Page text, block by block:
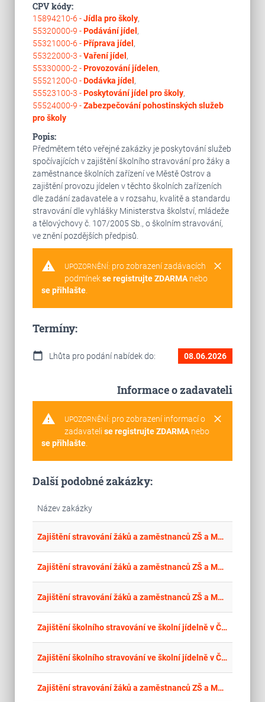
CPV kódy:
15894210-6 -Jídla pro školy,
55320000-9 -Podávání jídel ,
55321000-6 -Příprava jídel ,
55322000-3 -Vaření jídel ,
55330000-2 -Provozování jídelen,
55521200-0 -Dodávka jídel ,
55523100-3 -Poskytování jídel pro školy,
55524000-9 -Zabezpečování pohostinských služeb
pro školy
Popis:
Předmětem této veřejné zakázky je poskytování služeb
spočívajících v zajištění školního stravování pro žáky a
zaměstnance školních zařízení ve Městě Ostrov a
zajištění provozu jídelen v těchto školních zařízeních
dle zadání zadavatele a v rozsahu, kvalitě a standardu
stravování dle vyhlášky Ministerstva školství, mládeže
a tělovýchovy č. 107/2005 Sb., o školním stravování,
ve znění pozdějších předpisů.
warning clear
UPOZORNĚNÍ: pro zobrazení zadávacích
podmínekse registrujte ZDARMAnebo
se přihlašte.
Termíny:
calendar_today Lhůta pro podání nabídek do: 08.06.2026
Informace o zadavateli
warning clear
UPOZORNĚNÍ: pro zobrazení informací o
zadavateli se registrujte ZDARMAnebo
se přihlašte.
Další podobné zakázky:
Název zakázky
Zajištění stravování žáků a zaměstnanců ZŠ a MŠ v Králově Dvoře
Zajištění stravování žáků a zaměstnanců ZŠ a MŠ Králův Dvůr Jungmannova 292
Zajištění stravování žáků a zaměstnanců ZŠ a MŠ Králův Dvůr Počaply
Zajištění školního stravování ve školní jídelně v České Skalici
Zajištění školního stravování ve školní jídelně v České Skalici
Zajištění stravování žáků a zaměstnanců ZŠ a MŠ v Králově Dvoře od školního roku 2015/2016